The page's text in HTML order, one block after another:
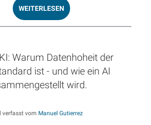
WEITERLESEN
Warum Datenhoheit der
ist - und wie ein AI
wird.
verfasst vom Manuel Gutierrez